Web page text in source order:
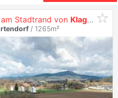
Stadtrand von Klagenfurt
/ 1265m²